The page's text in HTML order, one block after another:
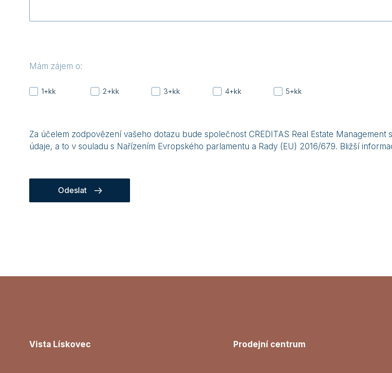
Mám zájem o:
1+kk 2+kk 3+kk 4+kk 5+kk
Za účelem zodpovězení vašeho dotazu bude společnost CREDITAS Real Estate
údaje, a to v souladu s Nařízením Evropského parlamentu a Rady (EU) 2016/679. Bližší
Odeslat
Vista Lískovec Prodejní centrum